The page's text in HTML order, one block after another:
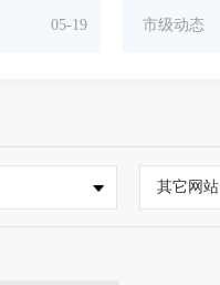
05-19 市级动态
其它网站